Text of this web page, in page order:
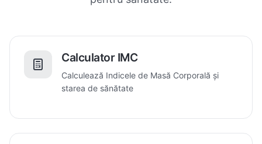
Calculator IMC
Calculează Indicele de Masă Corporală și
starea de sănătate